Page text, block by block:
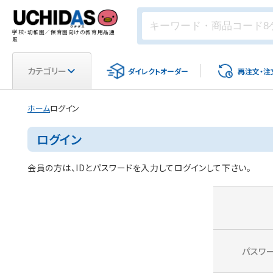
学校・幼稚園／保育園向けの教育用品通
販
カテゴリー ダイレクトオーダー 再注文・注
ホームログイン
ログイン
会員の方は、IDとパスワードを入力してログインして下さい。
パスワ